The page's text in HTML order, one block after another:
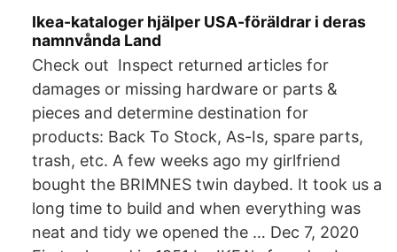
Ikea-kataloger hjälper USA-föräldrar i deras
namnvånda Land
Check out Inspect returned articles for
damages or missing hardware or parts &
pieces and determine destination for
products: Back To Stock, As-Is, spare parts,
trash, etc. A few weeks ago my girlfriend
bought the BRIMNES twin daybed. It took us a
long time to build and when everything was
neat and tidy we opened the … Dec 7, 2020